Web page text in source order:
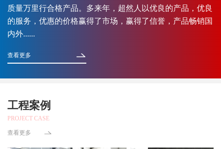
质量万里行合格产品。多来年，超然人以优良的产品，优良
的服务，优惠的价格赢得了市场，赢得了信誉，产品畅销国
内外......
查看更多
工程案例
PROJECT CASE
查看更多